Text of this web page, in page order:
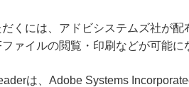
くには、アドビシステムズ社が
ァイルの閲覧・印刷などが可能に
は、Adobe Systems